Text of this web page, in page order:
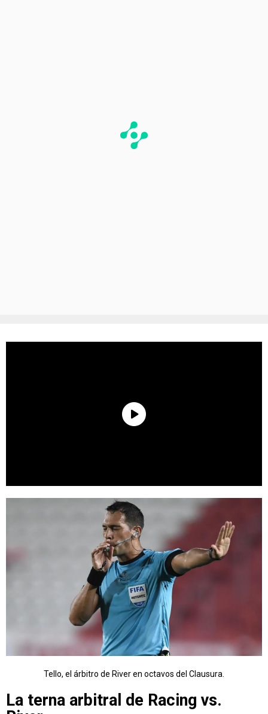
Tello, el árbitro de River en octavos del Clausura.
La terna arbitral de Racing vs.